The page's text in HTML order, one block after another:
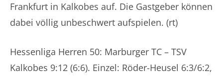
Frankfurt in Kalkobes auf. Die Gastgeber können
dabei völlig unbeschwert aufspielen. (rt)
Hessenliga Herren 50: Marburger TC – TSV
Kalkobes 9:12 (6:6). Einzel: Röder-Heusel 6:3/6:2,